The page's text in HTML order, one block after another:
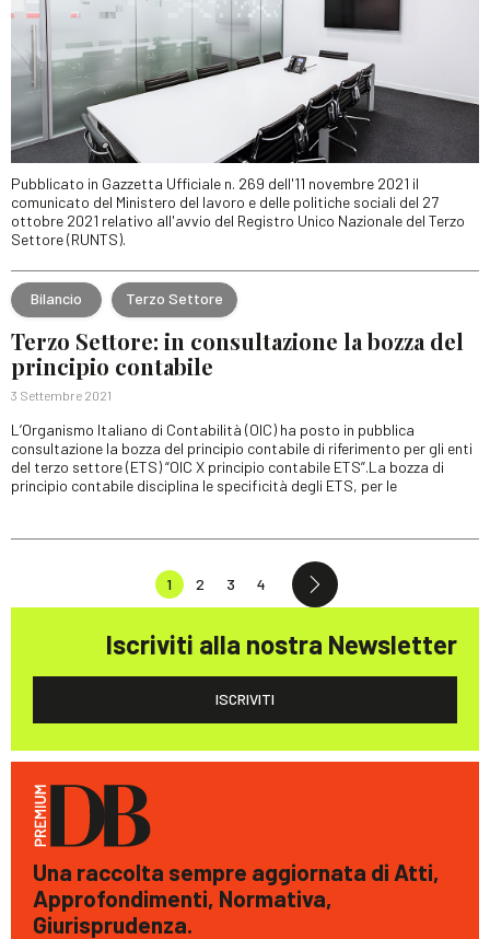
Pubblicato in Gazzetta Ufficiale n. 269 dell'11 novembre 2021 il
comunicato del Ministero del lavoro e delle politiche sociali del 27
ottobre 2021 relativo all'avvio del Registro Unico Nazionale del Terzo
Settore (RUNTS).
Bilancio Terzo Settore
Terzo Settore: in consultazione la bozza del
principio contabile
3 Settembre 2021
L’Organismo Italiano di Contabilità (OIC) ha posto in pubblica
consultazione la bozza del principio contabile di riferimento per gli enti
del terzo settore (ETS) “OIC X principio contabile ETS”.La bozza di
principio contabile disciplina le specificità degli ETS, per le
1 2 3 4
Iscriviti alla nostra Newsletter
ISCRIVITI
Una raccolta sempre aggiornata di Atti,
Approfondimenti, Normativa,
Giurisprudenza.